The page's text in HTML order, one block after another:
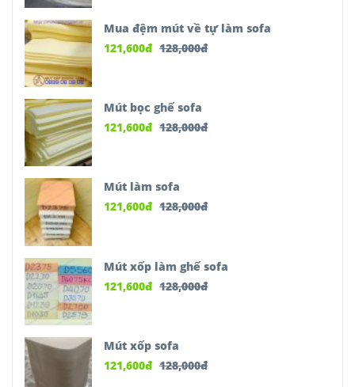
Mua đệm mút về tự làm sofa
121,600đ 128,000đ
Mút bọc ghế sofa
121,600đ 128,000đ
Mút làm sofa
121,600đ 128,000đ
Mút xốp làm ghế sofa
121,600đ 128,000đ
Mút xốp sofa
121,600đ 128,000đ